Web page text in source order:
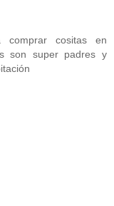
cositas en
son super padres y